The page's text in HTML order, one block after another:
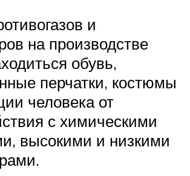
и
на производстве
обувь,
перчатки, костюмы
человека от
с химическими
высокими и низкими